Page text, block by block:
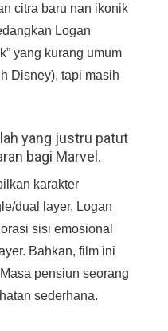
citra baru nan ikonik
Logan
yang kurang umum
Disney), tapi masih
yang justru patut
bagi Marvel.
karakter
dual layer, Logan
sisi emosional
Bahkan, film ini
pensiun seorang
sederhana.